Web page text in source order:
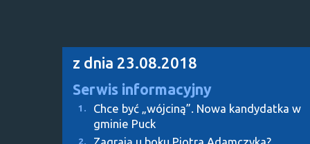
z dnia 23.08.2018
Serwis informacyjny
1.
Chce być „wójciną”. Nowa kandydatka w
gminie Puck
2.